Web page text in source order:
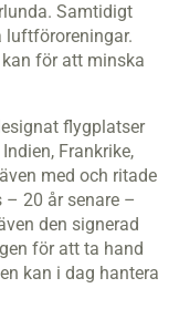
Samtidigt
luftföroreningar.
för att minska
flygplatser
Frankrike,
med och ritade
– 20 år senare –
den signerad
för att ta hand
kan i dag hantera